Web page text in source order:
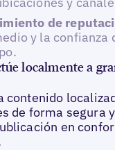
de
y la confianza
localmente a
contenido
de forma segura
en